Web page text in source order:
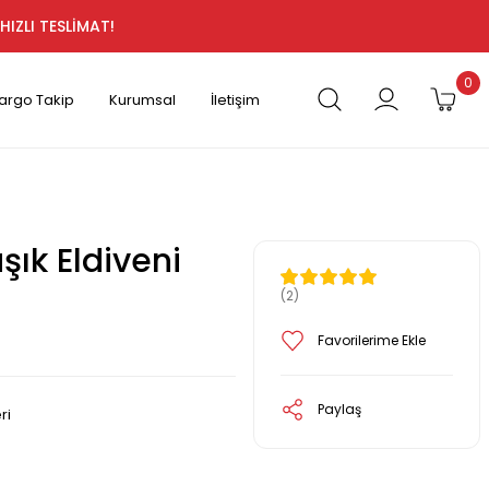
TESLİMAT!
Takip Kurumsal İletişim
0
Eldiveni
(2)
Paylaş